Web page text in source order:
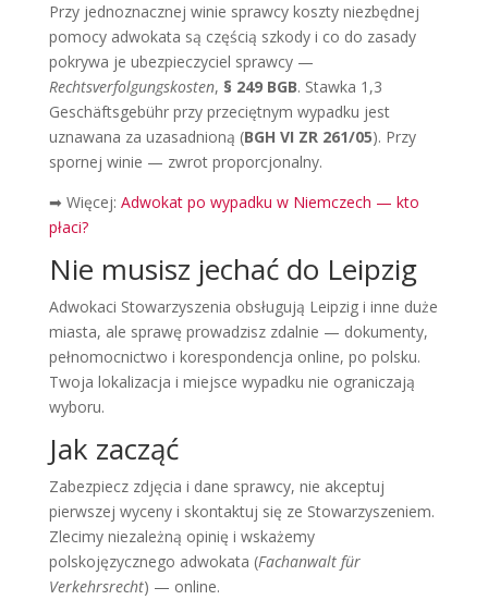
Przy jednoznacznej winie sprawcy koszty niezbędnej
pomocy adwokata są częścią szkody i co do zasady
pokrywa je ubezpieczyciel sprawcy —
Rechtsverfolgungskosten, § 249 BGB. Stawka 1,3
Geschäftsgebühr przy przeciętnym wypadku jest
uznawana za uzasadnioną (BGH VI ZR 261/05). Przy
spornej winie — zwrot proporcjonalny.
➡ Więcej: Adwokat po wypadku w Niemczech — kto
płaci?
Nie musisz jechać do Leipzig
Adwokaci Stowarzyszenia obsługują Leipzig i inne duże
miasta, ale sprawę prowadzisz zdalnie — dokumenty,
pełnomocnictwo i korespondencja online, po polsku.
Twoja lokalizacja i miejsce wypadku nie ograniczają
wyboru.
Jak zacząć
Zabezpiecz zdjęcia i dane sprawcy, nie akceptuj
pierwszej wyceny i skontaktuj się ze Stowarzyszeniem.
Zlecimy niezależną opinię i wskażemy
polskojęzycznego adwokata (Fachanwalt für
Verkehrsrecht) — online.